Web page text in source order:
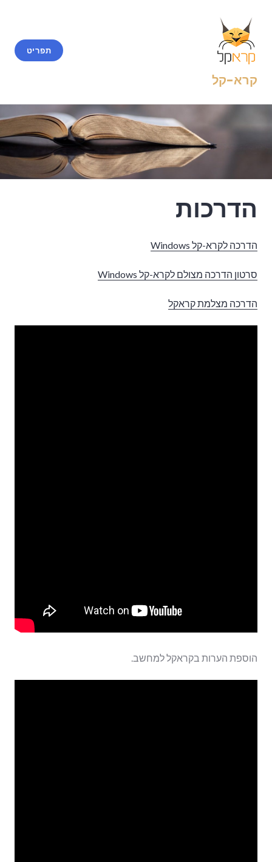
content
קרא-קל
תפריט
הדרכות
הדרכה לקרא-קל Windows
סרטון הדרכה מצולם לקרא-קל Windows
הדרכה מצלמת קראקל
הוספת הערות בקראקל למחשב.